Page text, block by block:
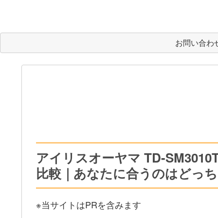
お問い合わ
アイリスオーヤマ TD-
比較｜あなたに合うのはどっ
※当サイトはPRを含みます